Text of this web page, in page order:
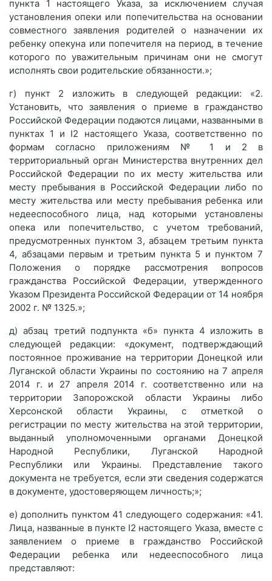
пункта 1 настоящего Указа, за исключением случая
установления опеки или попечительства на основании
совместного заявления родителей о назначении их
ребенку опекуна или попечителя на период, в течение
которого по уважительным причинам они не смогут
исполнять свои родительские обязанности.»;
г) пункт 2 изложить в следующей редакции: «2.
Установить, что заявления о приеме в гражданство
Российской Федерации подаются лицами, названными в
пунктах 1 и I2 настоящего Указа, соответственно по
формам согласно приложениям № 1 и 2 в
территориальный орган Министерства внутренних дел
Российской Федерации по их месту жительства или
месту пребывания в Российской Федерации либо по
месту жительства или месту пребывания ребенка или
недееспособного лица, над которыми установлены
опека или попечительство, с учетом требований,
предусмотренных пунктом 3, абзацем третьим пункта
4, абзацами первым и третьим пункта 5 и пунктом 7
Положения о порядке рассмотрения вопросов
гражданства Российской Федерации, утвержденного
Указом Президента Российской Федерации от 14 ноября
2002 г. № 1325.»;
д) абзац третий подпункта «б» пункта 4 изложить в
следующей редакции: «документ, подтверждающий
постоянное проживание на территории Донецкой или
Луганской области Украины по состоянию на 7 апреля
2014 г. и 27 апреля 2014 г. соответственно или на
территории Запорожской области Украины либо
Херсонской области Украины, с отметкой о
регистрации по месту жительства на этой территории,
выданный уполномоченными органами Донецкой
Народной Республики, Луганской Народной
Республики или Украины. Представление такого
документа не требуется, если эти сведения содержатся
в документе, удостоверяющем личность;»;
е) дополнить пунктом 41 следующего содержания: «41.
Лица, названные в пункте I2 настоящего Указа, вместе с
заявлением о приеме в гражданство Российской
Федерации ребенка или недееспособного лица
представляют: